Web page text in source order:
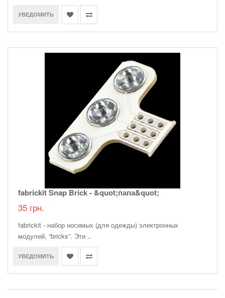
УВЕДОМИТЬ
fabrickit Snap Brick - &quot;папа&quot;
35 грн.
fabrickit - набор носимых (для одежды) электронных
модулей, “bricks”. Эти ..
УВЕДОМИТЬ